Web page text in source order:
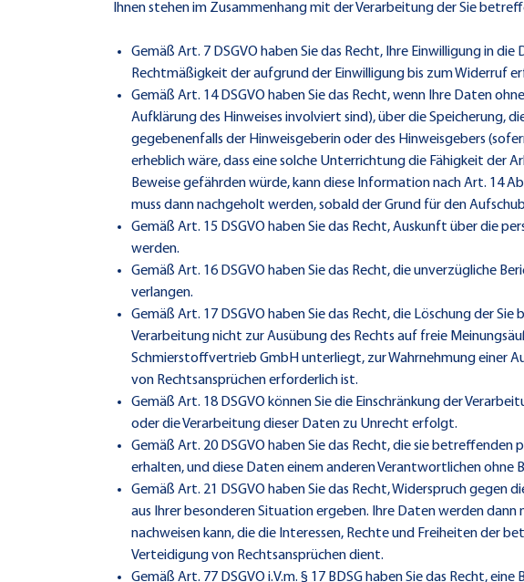
Ihnen stehen im Zusammenhang mit der Verarbeitung der Sie
Gemäß Art. 7 DSGVO haben Sie das Recht, Ihre Einwilligung in
Rechtmäßigkeit der aufgrund der Einwilligung bis zum Widerruf
Gemäß Art. 14 DSGVO haben Sie das Recht, wenn Ihre Daten
Aufklärung des Hinweises involviert sind), über die Speicherung,
gegebenenfalls der Hinweisgeberin oder des Hinweisgebers
erheblich wäre, dass eine solche Unterrichtung die Fähigkeit der
Beweise gefährden würde, kann diese Information nach Art. 14
muss dann nachgeholt werden, sobald der Grund für den
Gemäß Art. 15 DSGVO haben Sie das Recht, Auskunft über die
werden.
Gemäß Art. 16 DSGVO haben Sie das Recht, die unverzügliche
verlangen.
Gemäß Art. 17 DSGVO haben Sie das Recht, die Löschung der
Verarbeitung nicht zur Ausübung des Rechts auf freie
Schmierstoffvertrieb GmbH unterliegt, zur Wahrnehmung einer
von Rechtsansprüchen erforderlich ist.
Gemäß Art. 18 DSGVO können Sie die Einschränkung der
oder die Verarbeitung dieser Daten zu Unrecht erfolgt.
Gemäß Art. 20 DSGVO haben Sie das Recht, die sie
erhalten, und diese Daten einem anderen Verantwortlichen
Gemäß Art. 21 DSGVO haben Sie das Recht, Widerspruch
aus Ihrer besonderen Situation ergeben. Ihre Daten werden
nachweisen kann, die die Interessen, Rechte und Freiheiten der
Verteidigung von Rechtsansprüchen dient.
Gemäß Art. 77 DSGVO i.V.m. § 17 BDSG haben Sie das Recht,